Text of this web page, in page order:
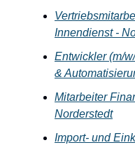
Innendienst -
Entwickler (m/
&
Mitarbeiter
Norderstedt
Import- und